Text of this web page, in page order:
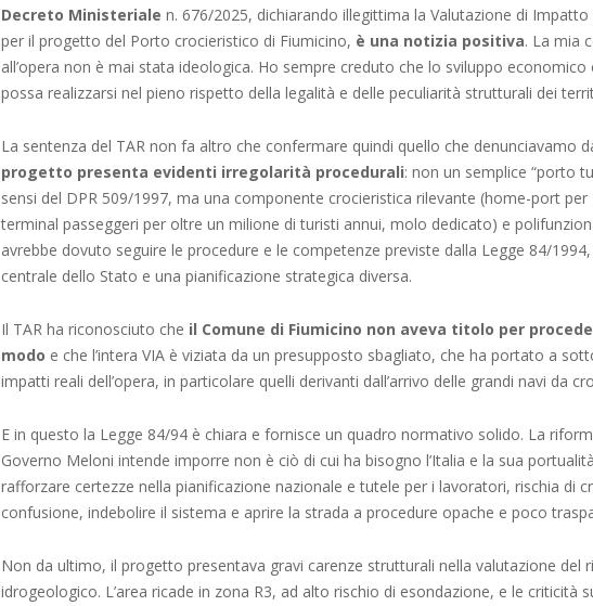
Decreto Ministeriale n. 676/2025, dichiarando illegittima la Valutazione di
per il progetto del Porto crocieristico di Fiumicino, è una notizia positiva. La mia
all’opera non è mai stata ideologica. Ho sempre creduto che lo sviluppo
possa realizzarsi nel pieno rispetto della legalità e delle peculiarità strutturali dei
La sentenza del TAR non fa altro che confermare quindi quello che denunciavamo
progetto presenta evidenti irregolarità procedurali: non un semplice “porto
sensi del DPR 509/1997, ma una componente crocieristica rilevante (home-port per
terminal passeggeri per oltre un milione di turisti annui, molo dedicato) e
avrebbe dovuto seguire le procedure e le competenze previste dalla Legge 84/
centrale dello Stato e una pianificazione strategica diversa.
Il TAR ha riconosciuto che il Comune di Fiumicino non aveva titolo per
modo e che l’intera VIA è viziata da un presupposto sbagliato, che ha portato a
impatti reali dell’opera, in particolare quelli derivanti dall’arrivo delle grandi navi da
E in questo la Legge 84/94 è chiara e fornisce un quadro normativo solido. La
Governo Meloni intende imporre non è ciò di cui ha bisogno l’Italia e la sua
rafforzare certezze nella pianificazione nazionale e tutele per i lavoratori, rischia di
confusione, indebolire il sistema e aprire la strada a procedure opache e poco
Non da ultimo, il progetto presentava gravi carenze strutturali nella valutazione del
idrogeologico. L’area ricade in zona R3, ad alto rischio di esondazione, e le criticità